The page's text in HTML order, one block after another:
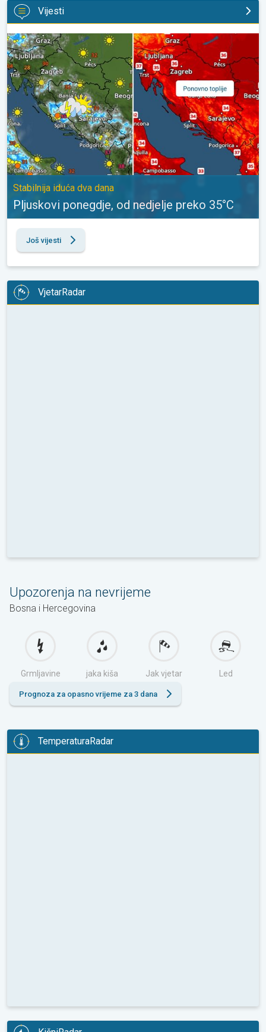
Vijesti
Pljuskovi ponegdje, od nedjelje preko 35°C. Stabilnija iduća
Stabilnija iduća dva dana
Pljuskovi ponegdje, od nedjelje preko 35°C
Još vijesti
VjetarRadar
Upozorenja na nevrijeme
Bosna i Hercegovina
Grmljavine jaka kiša Jak vjetar Led
Prognoza za opasno vrijeme za 3 dana
TemperaturaRadar